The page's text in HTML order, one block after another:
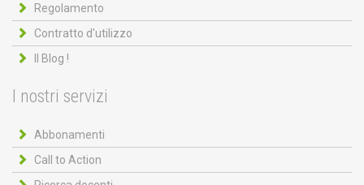
Regolamento
Contratto d'utilizzo
Il Blog !
I nostri servizi
Abbonamenti
Call to Action